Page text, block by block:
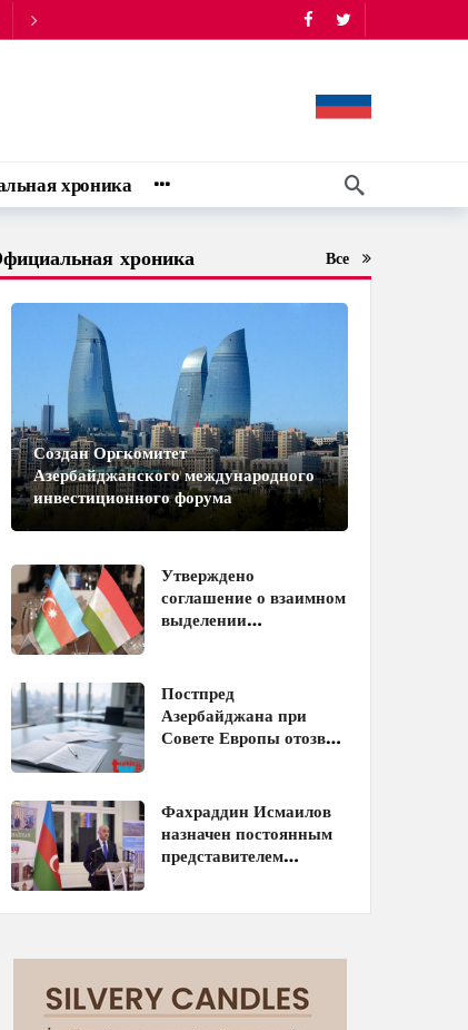
хроника
хроника Все
Создан Оргкомитет
Азербайджанского международного
инвестиционного форума
Утверждено
соглашение о взаимном
выделении
и Таджикистаном
Постпред
Азербайджана при
Совете Европы отозван
Фахраддин Исмаилов
назначен постоянным
представителем